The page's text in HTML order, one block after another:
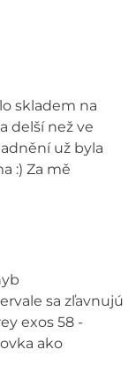
skladem na
delší než ve
už byla
:) Za mě
sa zľavnujú
exos 58 -
ako